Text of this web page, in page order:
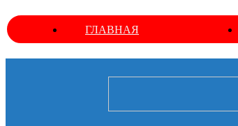
ГЛАВНАЯ